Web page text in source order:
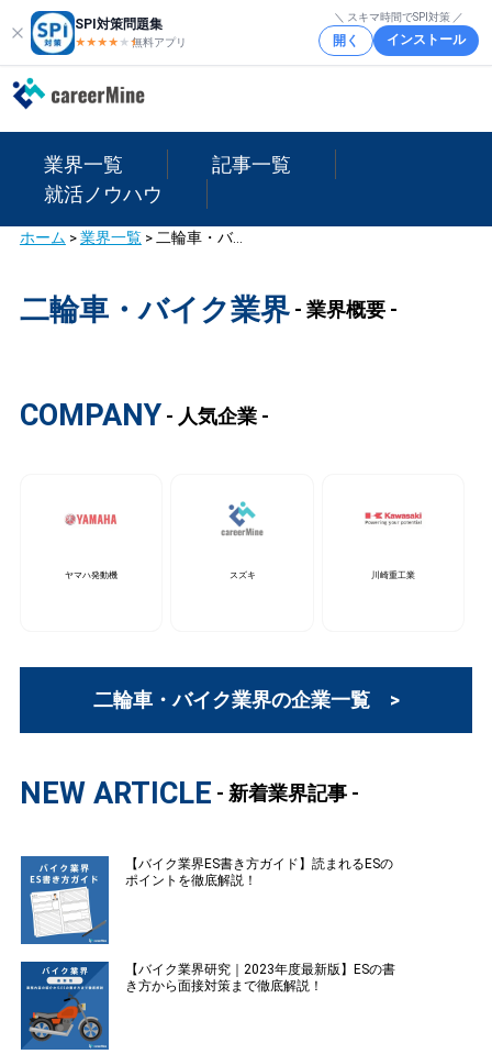
SPI対策問題集
★★★★ ★★
無料アプリ
＼ スキマ時間でSPI対策 ／
開く インストール
業界一覧
記事一覧
就活ノウハウ
ホーム >業界一覧> 二輪車・バイク業界
二輪車・バイク業界 - 業界概要 -
COMPANY - 人気企業 -
ヤマハ発動機 スズキ 川崎重工業
二輪車・バイク業界の企業一覧 >
NEW ARTICLE - 新着業界記事 -
【バイク業界ES書き方ガイド】読まれるESの
ポイントを徹底解説！
【バイク業界研究｜2023年度最新版】ESの書
き方から面接対策まで徹底解説！